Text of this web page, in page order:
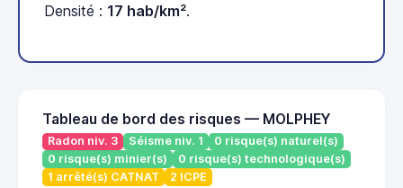
Densité : 17 hab/km².
Tableau de bord des risques — MOLPHEY
Radon niv. 3 Séisme niv. 1
0 risque(s) naturel(s)
0 risque(s) minier(s)
0 risque(s) technologique(s)
1 arrêté(s) CATNAT
2 ICPE